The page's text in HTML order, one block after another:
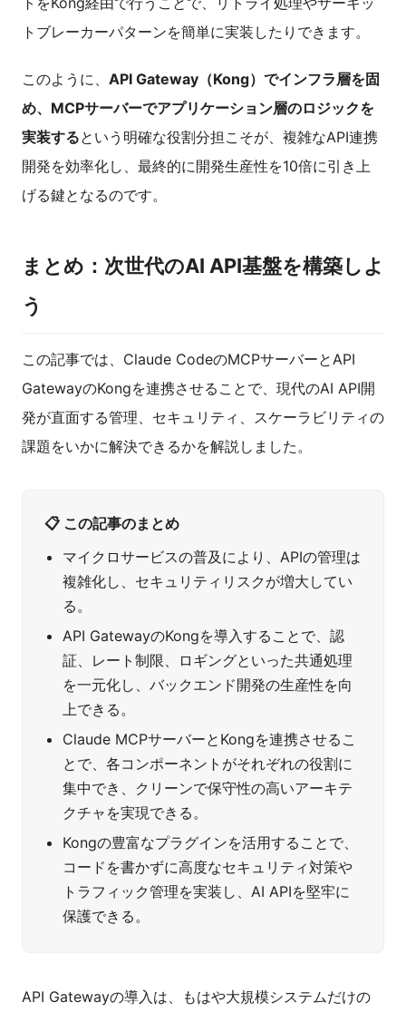
トブレーカーパターンを簡単に実装したりできます。
このように、 API Gateway（Kong）でインフラ層を固
め、MCPサーバーでアプリケーション層のロジックを
実装するという明確な役割分担こそが、複雑なAPI連携
開発を効率化し、最終的に開発生産性を10倍に引き上
げる鍵となるのです。
まとめ：次世代のAI API基盤を構築しよ
う
この記事では、Claude CodeのMCPサーバーとAPI
GatewayのKongを連携させることで、現代のAI API開
発が直面する管理、セキュリティ、スケーラビリティの
課題をいかに解決できるかを解説しました。
📋 この記事のまとめ
マイクロサービスの普及により、APIの管理は
複雑化し、セキュリティリスクが増大してい
る。
API GatewayのKongを導入することで、認
証、レート制限、ロギングといった共通処理
を一元化し、バックエンド開発の生産性を向
上できる。
Claude MCPサーバーとKongを連携させるこ
とで、各コンポーネントがそれぞれの役割に
集中でき、クリーンで保守性の高いアーキテ
クチャを実現できる。
Kongの豊富なプラグインを活用することで、
コードを書かずに高度なセキュリティ対策や
トラフィック管理を実装し、AI APIを堅牢に
保護できる。
API Gatewayの導入は、もはや大規模システムだけの